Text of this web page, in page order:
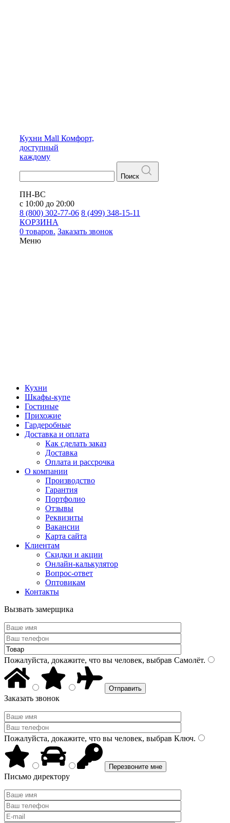
Кухни Mall Комфорт,
доступный
каждому
Поиск
ПН-ВС
с 10:00 до 20:00
8 (800) 302-77-06 8 (499) 348-15-11
КОРЗИНА
0 товаров. Заказать звонок
Меню
Кухни
Шкафы-купе
Гостиные
Прихожие
Гардеробные
Доставка и оплата
Как сделать заказ
Доставка
Оплата и рассрочка
О компании
Производство
Гарантия
Портфолио
Отзывы
Реквизиты
Вакансии
Карта сайта
Клиентам
Скидки и акции
Онлайн-калькулятор
Вопрос-ответ
Оптовикам
Контакты
Вызвать замерщика
Пожалуйста, докажите, что вы человек, выбрав Самолёт.
Заказать звонок
Пожалуйста, докажите, что вы человек, выбрав Ключ.
Письмо директору